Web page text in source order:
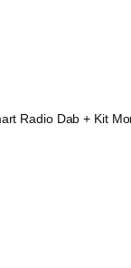
Radio Dab + Kit